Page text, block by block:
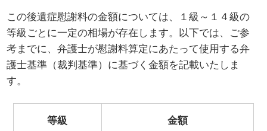
この後遺症慰謝料の金額については、１級～１４級の
等級ごとに一定の相場が存在します。以下では、ご参
考までに、弁護士が慰謝料算定にあたって使用する弁
護士基準（裁判基準）に基づく金額を記載いたしま
す。
等級 金額